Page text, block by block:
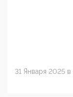
31 Января 2025